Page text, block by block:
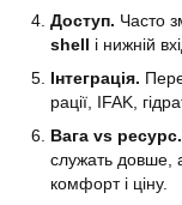
Доступ. Часто
shell і нижній
Інтеграція.
рації, IFAK,
Вага vs ресурс.
служать довше,
комфорт і ціну.